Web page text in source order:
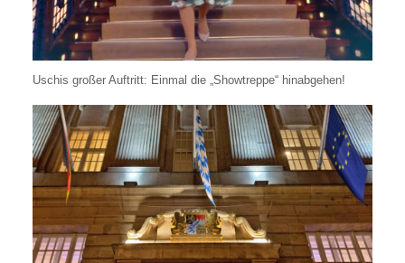
Uschis großer Auftritt: Einmal die „Showtreppe“ hinabgehen!